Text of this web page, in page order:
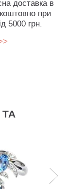
доставка в
при
5000 грн.